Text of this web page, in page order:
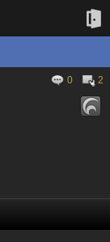
0 2